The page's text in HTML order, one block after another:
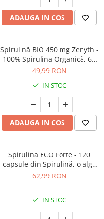
ADAUGA IN COS
Spirulină BIO 450 mg Zenyth -
100% Spirulina Organică, 60
capsule
49,99 RON
IN STOC
ADAUGA IN COS
Spirulina ECO Forte - 120
capsule din Spirulină, o algă
cu beneficii pentru mușchi,
62,99 RON
IN STOC